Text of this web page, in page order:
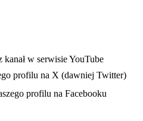
nowej karcie
kanał w serwisie YouTube
profilu na X (dawniej Twitter)
w nowej karcieprofilu na Facebooku